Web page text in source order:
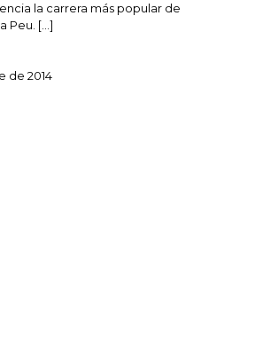
la carrera más popular de
Peu. […]
de 2014